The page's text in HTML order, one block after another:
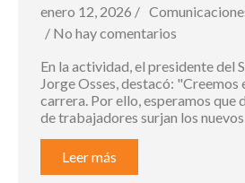
enero 12, 2026 /
/ No hay comentarios
En la actividad, el presidente del
Jorge Osses, destacó: "Creemos
carrera. Por ello, esperamos que
de trabajadores surjan los
Leer más